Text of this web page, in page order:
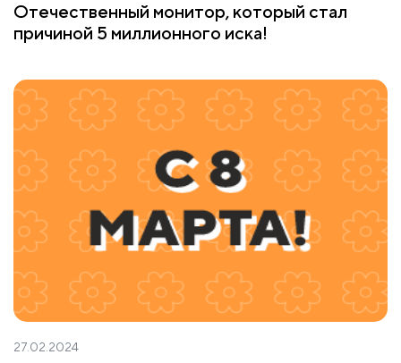
Отечественный монитор, который стал
причиной 5 миллионного иска!
27.02.2024